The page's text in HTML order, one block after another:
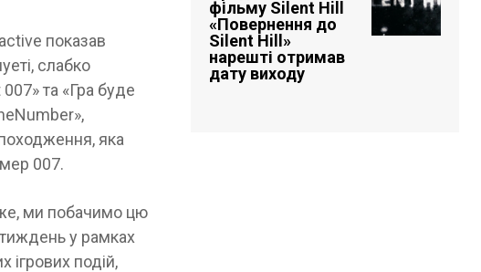
показав
слабко
та «Гра буде
яка
007.
ми побачимо цю
тиждень у рамках
ігрових подій,
фільму Silent Hill
«Повернення до
Silent Hill»
нарешті отримав
дату виходу